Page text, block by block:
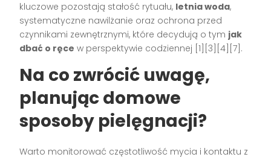
kluczowe pozostają stałość rytuału, letnia woda,
systematyczne nawilżanie oraz ochrona przed
czynnikami zewnętrznymi, które decydują o tym jak
dbać o ręce w perspektywie codziennej [1][3][4][7].
Na co zwrócić uwagę,
planując domowe
sposoby pielęgnacji?
Warto monitorować częstotliwość mycia i kontaktu z